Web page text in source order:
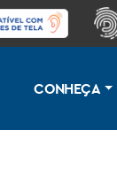
CONHEÇA